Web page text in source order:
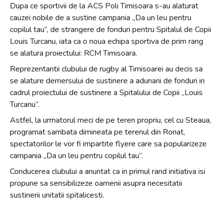
Dupa ce sportivii de la ACS Poli Timisoara s-au alaturat
cauzei nobile de a sustine campania „Da un leu pentru
copilul tau”, de strangere de fonduri pentru Spitalul de Copii
Louis Turcanu, iata ca o noua echipa sportiva de prim rang
se alatura proiectului: RCM Timisoara.
Reprezentantii clubului de rugby al Timisoarei au decis sa
se alature demersului de sustinere a adunarii de fonduri in
cadrul proiectului de sustinere a Spitalului de Copii „Louis
Turcanu”.
Astfel, la urmatorul meci de pe teren propriu, cel cu Steaua,
programat sambata dimineata pe terenul din Ronat,
spectatorilor le vor fi impartite flyere care sa popularizeze
campania „Da un leu pentru copilul tau”.
Conducerea clubului a anuntat ca in primul rand initiativa isi
propune sa sensibilizeze oamenii asupra necesitatii
sustinerii unitatii spitalicesti.